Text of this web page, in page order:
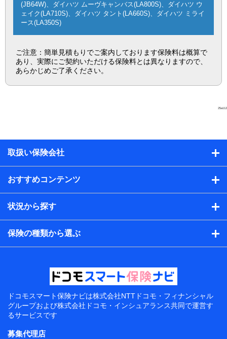
(JB64W)、ダイハツ ムーヴキャンバス(LA800S)、ダイハツ ウ
ェイク(LA710S)、ダイハツ タント(LA660S)、ダイハツ ミライ
ース(LA350S)
ご注意：簡単見積もりでご案内しております保険料は概算で
あり、実際にご契約いただける保険料とは異なりますので、
あらかじめご了承ください。
25a112
取扱い保険会社
おすすめコンテンツ
状況から探す
保険の種類から選ぶ
ドコモスマート保険ナビは株式会社NTTドコモ・フィナンシャル
グループおよび株式会社ドコモ・インシュアランス共同で運営す
るサービスです
募集代理店